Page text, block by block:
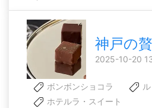
神戸の
2025-10-20
ボンボンショコラ
ホテルラ・スイート